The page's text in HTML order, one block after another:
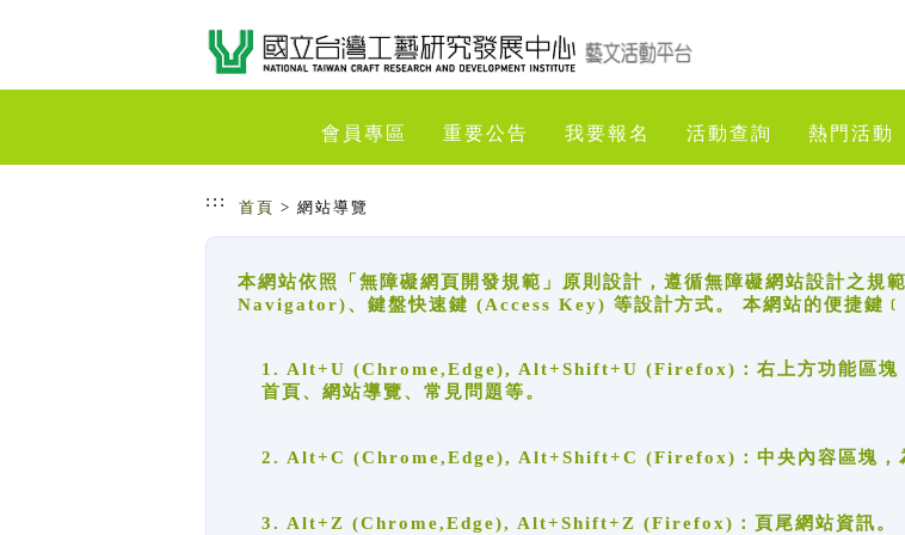
會員專區 重要公告 我要報名 活動查詢 熱門活動
::: 首頁 > 網站導覽
本網站依照「無障礙網頁開發規範」原則設計，遵循無障礙網站設計之
Navigator)、鍵盤快速鍵 (Access Key) 等設計方式。 本網站的便捷鍵
1. Alt+U (Chrome,Edge), Alt+Shift+U (Firefox)：右上方功能區塊
首頁、網站導覽、常見問題等。
2. Alt+C (Chrome,Edge), Alt+Shift+C (Firefox)：中央內容區塊，
3. Alt+Z (Chrome,Edge), Alt+Shift+Z (Firefox)：頁尾網站資訊。